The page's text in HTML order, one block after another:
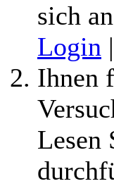
sich
Login |
Ihnen
Lesen